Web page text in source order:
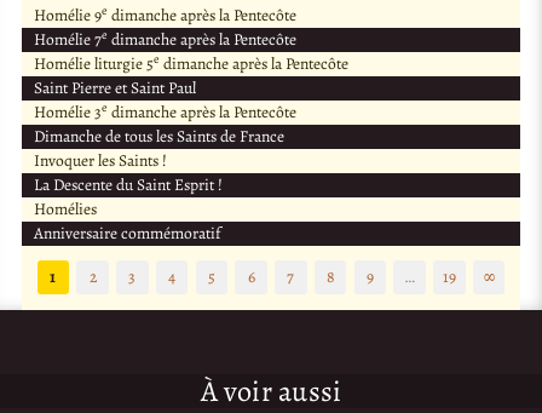
Homélie 9e dimanche après la Pentecôte
Homélie 7e dimanche après la Pentecôte
Homélie liturgie 5e dimanche après la Pentecôte
Saint Pierre et Saint Paul
Homélie 3e dimanche après la Pentecôte
Dimanche de tous les Saints de France
Invoquer les Saints !
La Descente du Saint Esprit !
Homélies
Anniversaire commémoratif
1
2 3 4 5 6 7 8 9 … 19 ∞
À voir aussi